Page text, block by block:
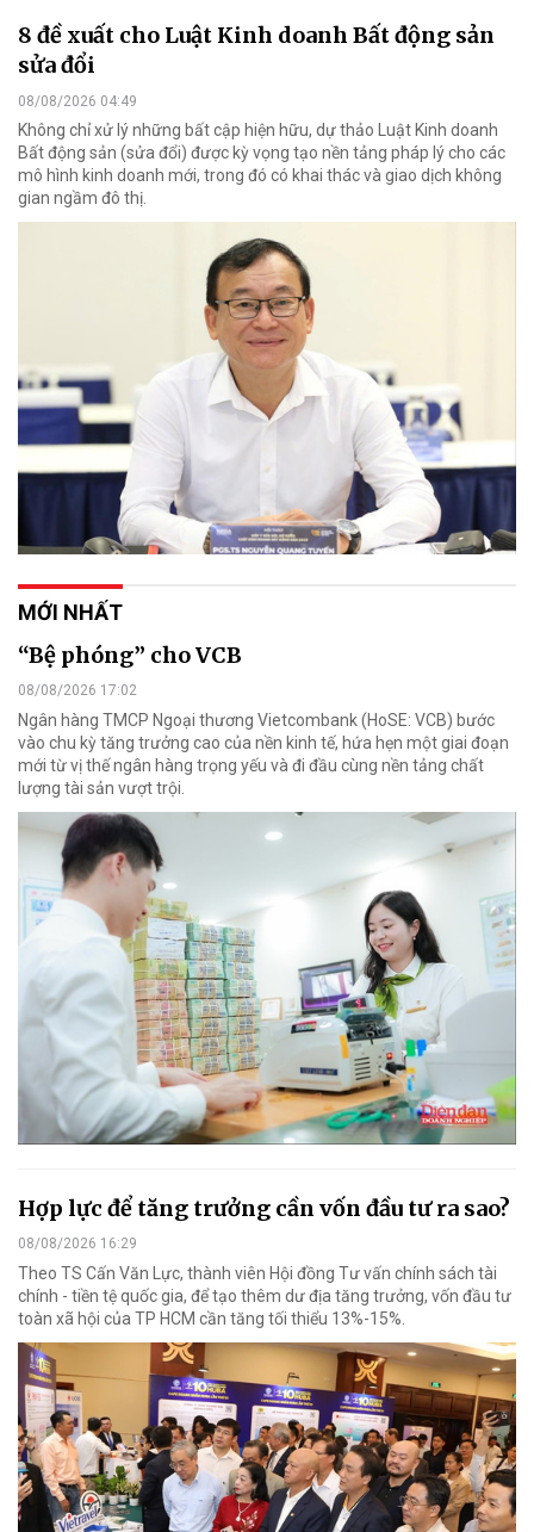
8 đề xuất cho Luật Kinh doanh Bất động sản
sửa đổi
08/08/2026 04:49
Không chỉ xử lý những bất cập hiện hữu, dự thảo Luật Kinh doanh
Bất động sản (sửa đổi) được kỳ vọng tạo nền tảng pháp lý cho các
mô hình kinh doanh mới, trong đó có khai thác và giao dịch không
gian ngầm đô thị.
MỚI NHẤT
“Bệ phóng” cho VCB
08/08/2026 17:02
Ngân hàng TMCP Ngoại thương Vietcombank (HoSE: VCB) bước
vào chu kỳ tăng trưởng cao của nền kinh tế, hứa hẹn một giai đoạn
mới từ vị thế ngân hàng trọng yếu và đi đầu cùng nền tảng chất
lượng tài sản vượt trội.
Hợp lực để tăng trưởng cần vốn đầu tư ra sao?
08/08/2026 16:29
Theo TS Cấn Văn Lực, thành viên Hội đồng Tư vấn chính sách tài
chính - tiền tệ quốc gia, để tạo thêm dư địa tăng trưởng, vốn đầu tư
toàn xã hội của TP HCM cần tăng tối thiểu 13%-15%.